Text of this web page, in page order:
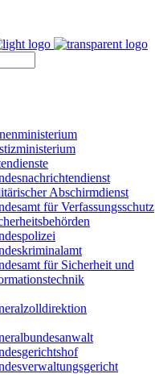
Abschirmdienst
für Verfassungsschutz
für Sicherheit und